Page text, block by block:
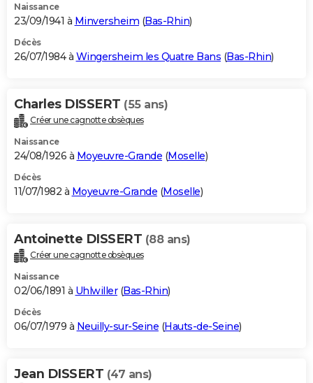
Naissance
23/09/1941 à Minversheim (Bas-Rhin)
Décès
26/07/1984 à Wingersheim les Quatre Bans (Bas-Rhin)
Charles DISSERT (55 ans)
Créer une cagnotte obsèques
Naissance
24/08/1926 à Moyeuvre-Grande (Moselle)
Décès
11/07/1982 à Moyeuvre-Grande (Moselle)
Antoinette DISSERT (88 ans)
Créer une cagnotte obsèques
Naissance
02/06/1891 à Uhlwiller(Bas-Rhin)
Décès
06/07/1979 à Neuilly-sur-Seine (Hauts-de-Seine)
Jean DISSERT (47 ans)